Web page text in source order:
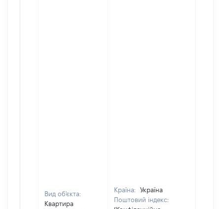
Вид об'єкта:
Квартира
Країна:
Україна
Поштовий індекс: